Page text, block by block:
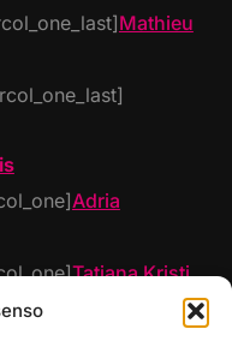
Mathieu
Adria
Tatiana Kristi